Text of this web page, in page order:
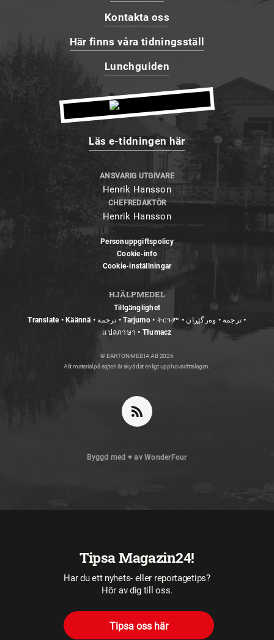
Kontakta oss
Här finns våra tidningsställ
Lunchguiden
Läs e-tidningen här
ANSVARIG UTGIVARE
Henrik Hansson
CHEFREDAKTÖR
Henrik Hansson
Personuppgiftspolicy
Cookie-info
Cookie-inställningar
HJÄLPMEDEL
Tillgänglighet
Translate • Käännä • ترجمة • Tarjumo • ትርጉም • ترجمه • وەرگێڕان •
แปลภาษา • Tłumacz
© EARTON MEDIA AB 2026
Allt material på sajten är skyddat enligt upphovsrättslagen.
Byggd med ♥ avWonderFour
Tipsa Magazin24!
Har du ett nyhets- eller reportagetips?
Hör av dig till oss.
Tipsa oss här